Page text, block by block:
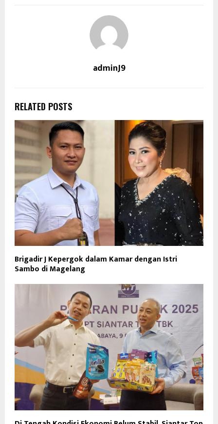
adminJ9
RELATED POSTS
Brigadir J Kepergok dalam Kamar dengan Istri
Sambo di Magelang